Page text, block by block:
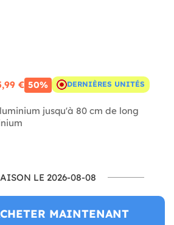
€ 50% DERNIÈRES UNITÉS
jusqu'à 80 cm de long
LE 2026-08-08
MAINTENANT